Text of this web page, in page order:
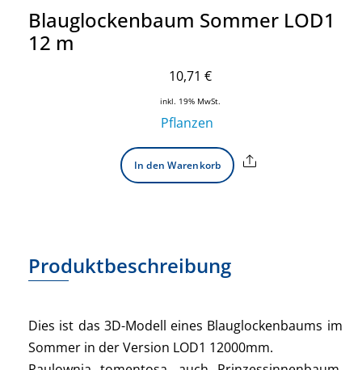
Blauglockenbaum Sommer LOD1
12 m
10,71€
inkl. 19% MwSt.
Pflanzen
In den Warenkorb Share
Produktbeschreibung
Dies ist das 3D-Modell eines Blauglockenbaums im
Sommer in der Version LOD1 12000mm.